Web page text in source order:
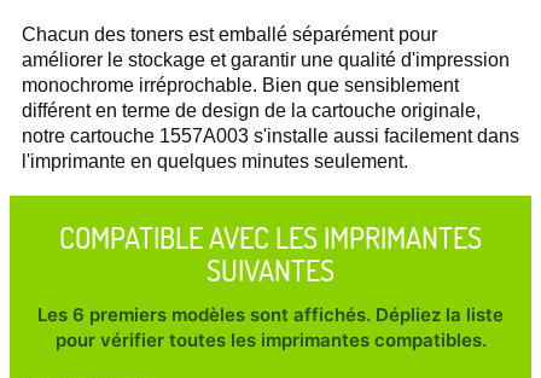
Chacun des toners est emballé séparément pour
améliorer le stockage et garantir une qualité d'impression
monochrome irréprochable. Bien que sensiblement
différent en terme de design de la cartouche originale,
notre cartouche 1557A003 s'installe aussi facilement dans
l'imprimante en quelques minutes seulement.
COMPATIBLE AVEC LES IMPRIMANTES
SUIVANTES
Les 6 premiers modèles sont affichés. Dépliez la liste
pour vérifier toutes les imprimantes compatibles.